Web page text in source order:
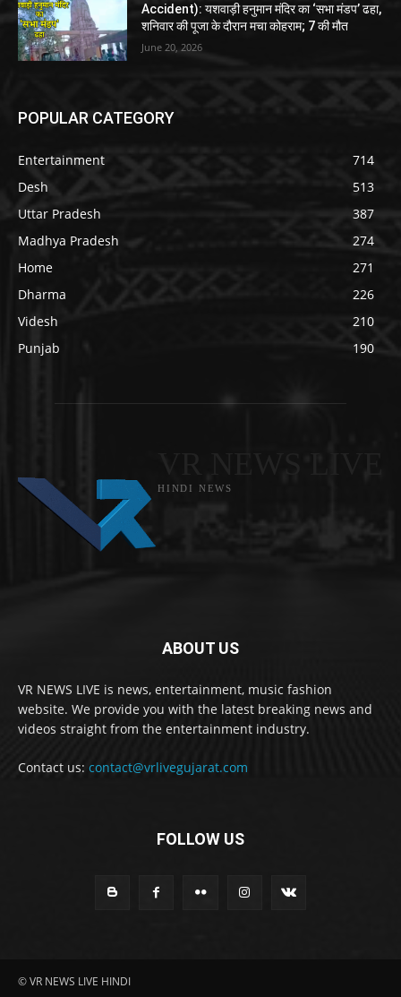
Accident): यशवाड़ी हनुमान मंदिर का ‘सभा मंडप’ ढहा,
शनिवार की पूजा के दौरान मचा कोहराम; 7 की मौत
June 20, 2026
POPULAR CATEGORY
Entertainment
714
Desh
513
Uttar Pradesh
387
Madhya Pradesh
274
Home
271
Dharma
226
Videsh
210
Punjab
190
HINDI NEWS
ABOUT US
VR NEWS LIVE is news, entertainment, music fashion
website. We provide you with the latest breaking news and
videos straight from the entertainment industry.
Contact us: contact@vrlivegujarat.com
FOLLOW US
© VR NEWS LIVE HINDI